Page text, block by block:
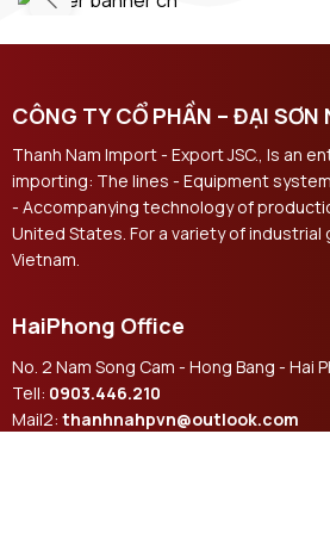
CÔNG TY CỔ PHẦN – ĐẠI SƠN
Thanh Nam Import - Export JSC., Is an
importing: The lines - Equipment
- Accompanying technology of
United States. For a variety of
Vietnam.
HaiPhong Office
No. 2 Nam Song Cam - Hong Bang - Hai
Tell: 0903.446.210
Mail2: thanhnahpvn@outlook.com